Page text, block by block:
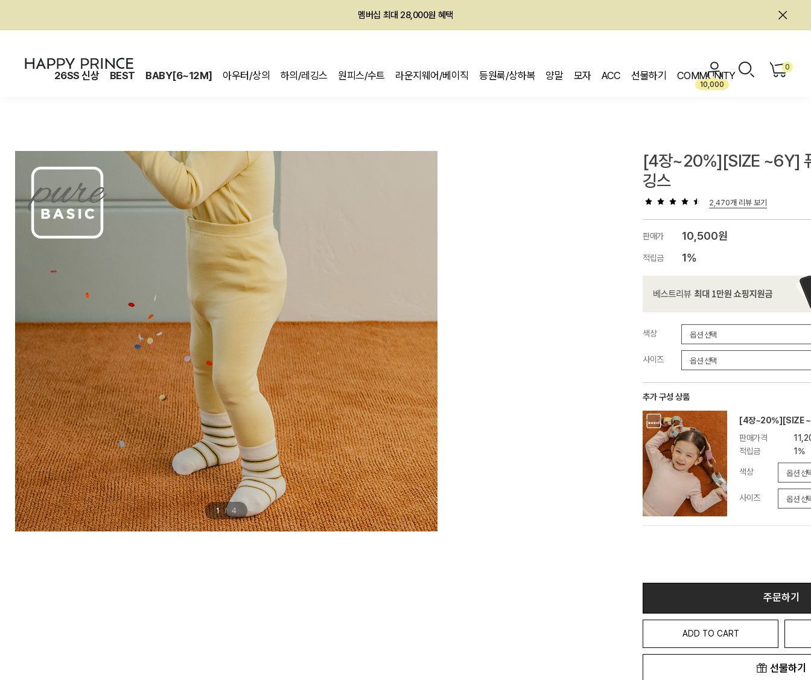
회원전용 아울렛, 가입하면 ~60% 할인!
26SS 신상 BEST BABY[6~12M] 아우터/상의 하의/레깅스 원피스/수트 라운지웨어/베이직 등원룩/상하복 양말 모자 ACC 선물하기 COMMUNITY
10,000
0
1 / 4
[4장~20%][SIZE ~6Y]
깅스
2,470개 리뷰 보기
판매가 10,500원
적립금 1%
색상
사이즈
추가 구성 상품
[4장~20%][SIZE
판매가격
적립금
1%
색상
사이즈
주문하기
ADD TO CART
선물하기